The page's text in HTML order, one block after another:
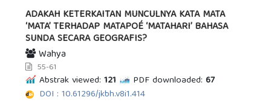
ADAKAH KETERKAITAN MUNCULNYA KATA MATA
‘MATA’ TERHADAP MATAPOÉ ‘MATAHARI’ BAHASA
SUNDA SECARA GEOGRAFIS?
Wahya
55-61
Abstrak viewed: 121 PDF downloaded: 67
DOI : 10.61296/jkbh.v8i1.414